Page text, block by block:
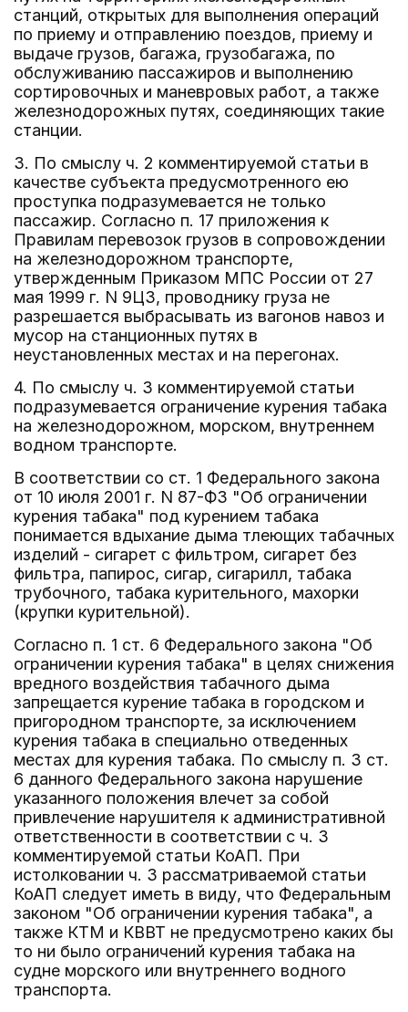
станций, открытых для выполнения операций
по приему и отправлению поездов, приему и
выдаче грузов, багажа, грузобагажа, по
обслуживанию пассажиров и выполнению
сортировочных и маневровых работ, а также
железнодорожных путях, соединяющих такие
станции.
3. По смыслу ч. 2 комментируемой статьи в
качестве субъекта предусмотренного ею
проступка подразумевается не только
пассажир. Согласно п. 17 приложения к
Правилам перевозок грузов в сопровождении
на железнодорожном транспорте,
утвержденным Приказом МПС России от 27
мая 1999 г. N 9ЦЗ, проводнику груза не
разрешается выбрасывать из вагонов навоз и
мусор на станционных путях в
неустановленных местах и на перегонах.
4. По смыслу ч. 3 комментируемой статьи
подразумевается ограничение курения табака
на железнодорожном, морском, внутреннем
водном транспорте.
В соответствии со ст. 1 Федерального закона
от 10 июля 2001 г. N 87-ФЗ "Об ограничении
курения табака" под курением табака
понимается вдыхание дыма тлеющих табачных
изделий - сигарет с фильтром, сигарет без
фильтра, папирос, сигар, сигарилл, табака
трубочного, табака курительного, махорки
(крупки курительной).
Согласно п. 1 ст. 6 Федерального закона "Об
ограничении курения табака" в целях снижения
вредного воздействия табачного дыма
запрещается курение табака в городском и
пригородном транспорте, за исключением
курения табака в специально отведенных
местах для курения табака. По смыслу п. 3 ст.
6 данного Федерального закона нарушение
указанного положения влечет за собой
привлечение нарушителя к административной
ответственности в соответствии с ч. 3
комментируемой статьи КоАП. При
истолковании ч. 3 рассматриваемой статьи
КоАП следует иметь в виду, что Федеральным
законом "Об ограничении курения табака", а
также КТМ и КВВТ не предусмотрено каких бы
то ни было ограничений курения табака на
судне морского или внутреннего водного
транспорта.